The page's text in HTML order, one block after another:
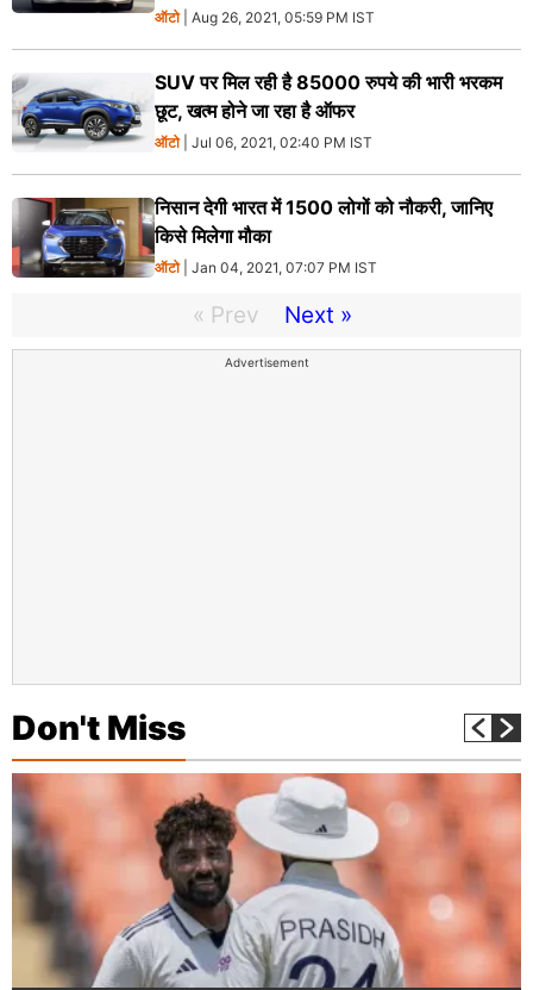
ऑटो| Aug 26, 2021, 05:59 PM IST
SUV पर मिल रही है 85000 रुपये की भारी भरकम
छूट, खत्म होने जा रहा है ऑफर
ऑटो| Jul 06, 2021, 02:40 PM IST
निसान देगी भारत में 1500 लोगों को नौकरी, जानिए
किसे मिलेगा मौका
ऑटो| Jan 04, 2021, 07:07 PM IST
« Prev Next »
Advertisement
Don't Miss